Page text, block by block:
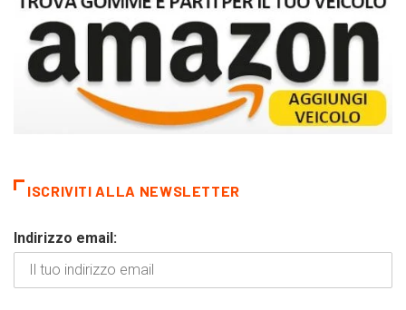
ISCRIVITI ALLA NEWSLETTER
Indirizzo email: